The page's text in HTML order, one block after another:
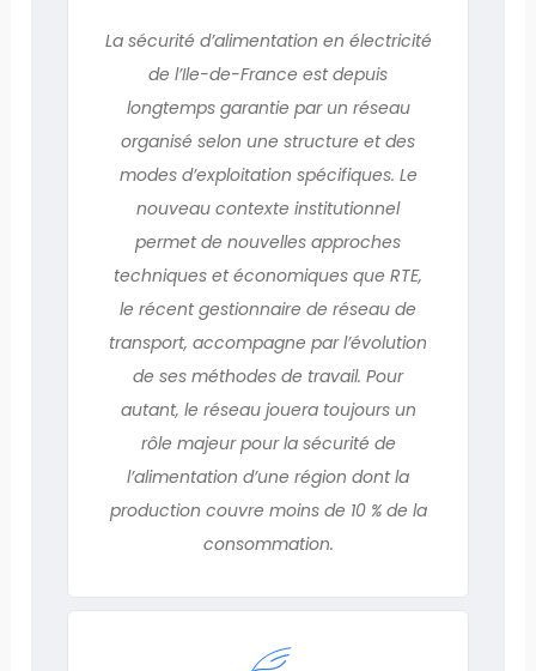
La sécurité d’alimentation en électricité
de l’Ile-de-France est depuis
longtemps garantie par un réseau
organisé selon une structure et des
modes d’exploitation spécifiques. Le
nouveau contexte institutionnel
permet de nouvelles approches
techniques et économiques que RTE,
le récent gestionnaire de réseau de
transport, accompagne par l’évolution
de ses méthodes de travail. Pour
autant, le réseau jouera toujours un
rôle majeur pour la sécurité de
l’alimentation d’une région dont la
production couvre moins de 10 % de la
consommation.